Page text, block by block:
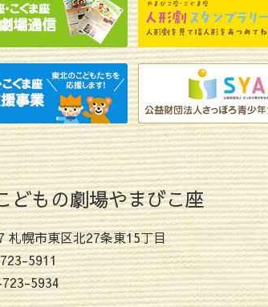
どもの劇場やまびこ座
札幌市東区北27条東15丁目
5911
5934